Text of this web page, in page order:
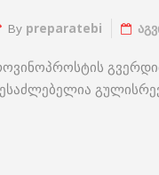
By preparatebi